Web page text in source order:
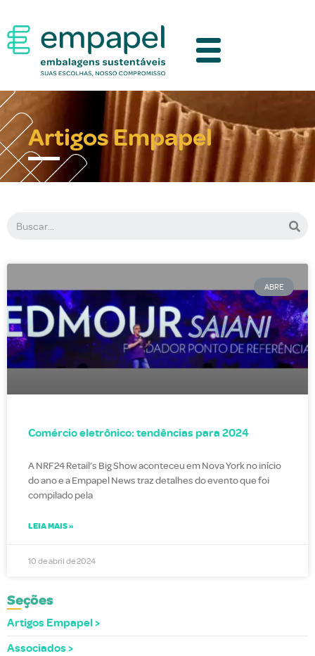
Artigos Empapel
ABRE
Comércio eletrônico: tendências para 2024
A NRF24 Retail’s Big Show aconteceu em Nova York no início
do ano e a Empapel News traz detalhes do evento que foi
compilado pela
LEIA MAIS »
10 de abril de 2024
Seções
Artigos Empapel
Associados